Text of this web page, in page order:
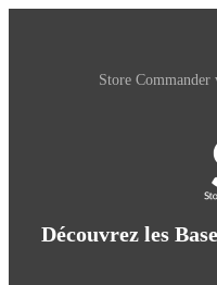
Store Commander
Découvrez les